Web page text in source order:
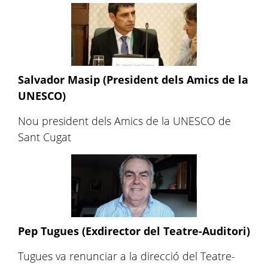
Salvador Masip (President dels Amics de la
UNESCO)
Nou president dels Amics de la UNESCO de
Sant Cugat
Pep Tugues (Exdirector del Teatre-Auditori)
Tugues va renunciar a la direcció del Teatre-